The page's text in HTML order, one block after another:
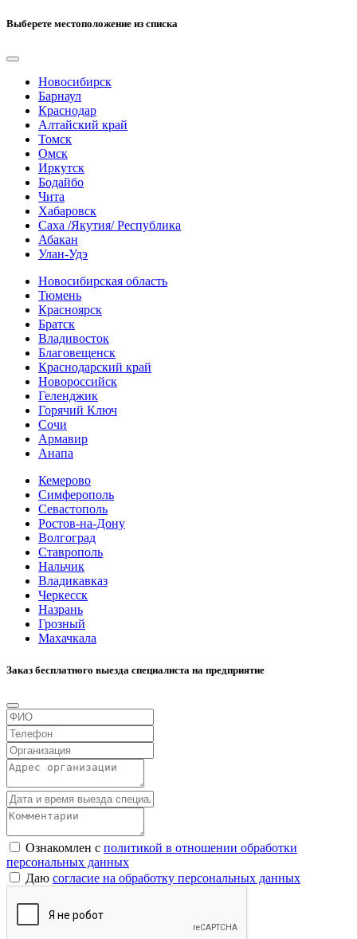
Выберете местоположение из списка
Новосибирск
Барнаул
Краснодар
Алтайский край
Томск
Омск
Иркутск
Бодайбо
Чита
Хабаровск
Саха /Якутия/ Республика
Абакан
Улан-Удэ
Новосибирская область
Тюмень
Красноярск
Братск
Владивосток
Благовещенск
Краснодарский край
Новороссийск
Геленджик
Горячий Ключ
Сочи
Армавир
Анапа
Кемерово
Симферополь
Севастополь
Ростов-на-Дону
Волгоград
Ставрополь
Нальчик
Владикавказ
Черкесск
Назрань
Грозный
Махачкала
Заказ бесплатного выезда специалиста на предприятие
Ознакомлен с политикой в отношении обработки
персональных данных
Даю согласие на обработку персональных данных